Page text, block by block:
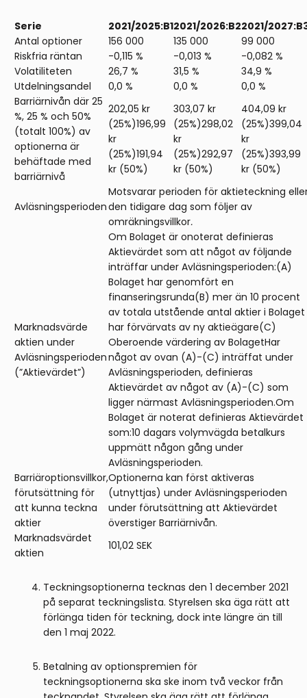
Serie 2021/2025:B12021/2026:B22021/
Antal optioner
156 000 135 000
99 000
Riskfria räntan
-0,115 % -0,013 %
-0,082 %
Volatiliteten
26,7 % 31,5 %
34,9 %
Utdelningsandel
0,0 % 0,0 %
0,0 %
Barriärnivån där 25
%, 25 % och 50%
(totalt 100%) av
optionerna är
behäftade med
barriärnivå
202,05 kr
(25%)196,99
kr
(25%)191,94
kr (50%)
303,07 kr
(25%)298,02
kr
(25%)292,97
kr (50%)
404,09 kr
(25%)399,04
kr
(25%)393,99
kr (50%)
Avläsningsperioden
Motsvarar perioden för aktieteckning
den tidigare dag som följer av
omräkningsvillkor.
Marknadsvärde
aktien under
Avläsningsperioden
(”Aktievärdet”)
Om Bolaget är onoterat definieras
Aktievärdet som att något av följande
inträffar under Avläsningsperioden:(A)
Bolaget har genomfört en
finanseringsrunda(B) mer än 10 procent
av totala utstående antal aktier i Bolaget
har förvärvats av ny aktieägare(C)
Oberoende värdering av BolagetHar
något av ovan (A)-(C) inträffat under
Avläsningsperioden, definieras
Aktievärdet av något av (A)-(C) som
ligger närmast Avläsningsperioden.Om
Bolaget är noterat definieras Aktievärdet
som:10 dagars volymvägda betalkurs
uppmätt någon gång under
Avläsningsperioden.
Barriäroptionsvillkor,
förutsättning för
att kunna teckna
aktier
Optionerna kan först aktiveras
(utnyttjas) under Avläsningsperioden
under förutsättning att Aktievärdet
överstiger Barriärnivån.
Marknadsvärdet
aktien
101,02 SEK
Teckningsoptionerna tecknas den 1 december 2021
på separat teckningslista. Styrelsen ska äga rätt att
förlänga tiden för teckning, dock inte längre än till
den 1 maj 2022.
Betalning av optionspremien för
teckningsoptionerna ska ske inom två veckor från